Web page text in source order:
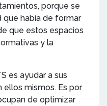
porque se
que había de formar
que estos espacios
y la
es ayudar a sus
ellos mismos. Es por
de optimizar